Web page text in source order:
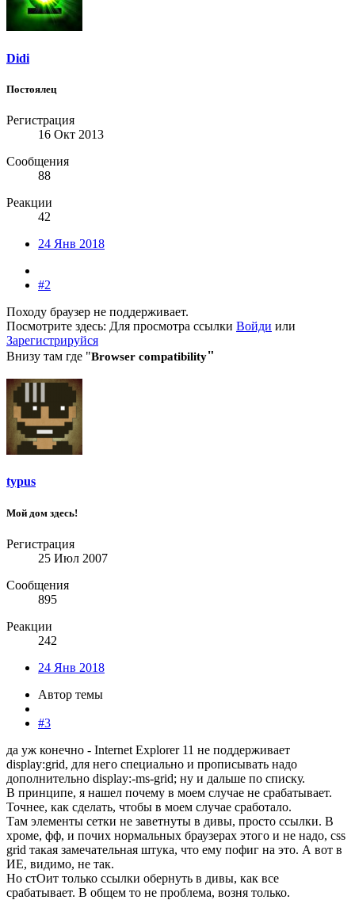
Didi
Постоялец
Регистрация
16 Окт 2013
Сообщения
88
Реакции
42
24 Янв 2018
#2
Походу браузер не поддерживает.
Посмотрите здесь: Для просмотра ссылки Войди или
Зарегистрируйся
Внизу там где "Browser compatibility"
typus
Мой дом здесь!
Регистрация
25 Июл 2007
Сообщения
895
Реакции
242
24 Янв 2018
Автор темы
#3
да уж конечно - Internet Explorer 11 не поддерживает
display:grid, для него специально и прописывать надо
дополнительно display:-ms-grid; ну и дальше по списку.
В принципе, я нашел почему в моем случае не срабатывает.
Точнее, как сделать, чтобы в моем случае сработало.
Там элементы сетки не заветнуты в дивы, просто ссылки. В
хроме, фф, и почих нормальных браузерах этого и не надо, css
grid такая замечательная штука, что ему пофиг на это. А вот в
ИЕ, видимо, не так.
Но стОит только ссылки обернуть в дивы, как все
срабатывает. В общем то не проблема, возня только.